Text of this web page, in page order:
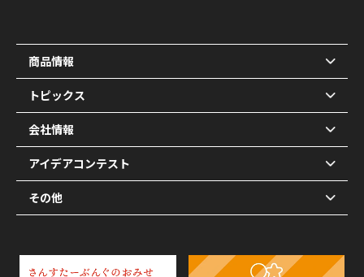
商品情報
トピックス
会社情報
アイデアコンテスト
その他